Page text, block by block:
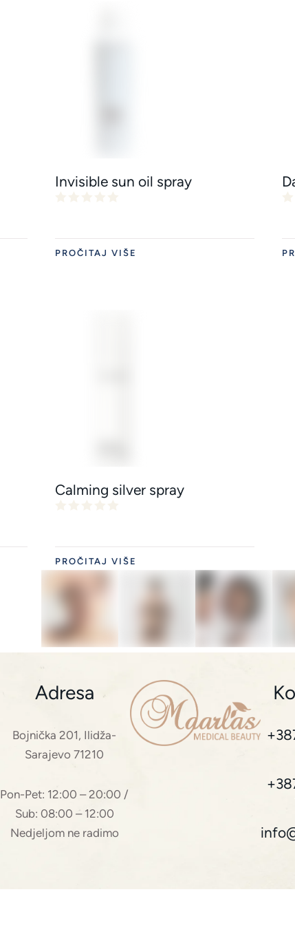
Invisible sun oil spray
PROČITAJ VIŠE
Calming silver spray
PROČITAJ VIŠE
Adresa
Bojnička 201, Ilidža-
Sarajevo 71210
Pon-Pet: 12:00 – 20:00 /
Sub: 08:00 – 12:00
Nedjeljom ne radimo